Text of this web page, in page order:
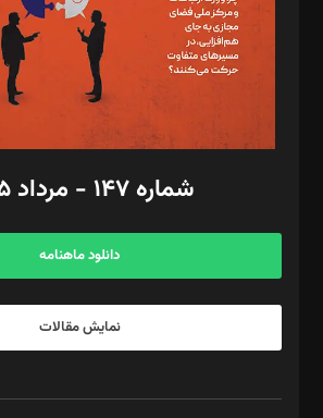
طراح یونیفرم: مجید توکلی
فیلمبرداری و عکاسی: امیر شفیعی، مانی لطفی زاده
گرافیک و صفحه‌آرایی: سید‌سبحان‌علی ثابت
مد‌یر توسعه تجاری: کامبیز برید‌
امور مالی: شاپور رهبری، محمد‌ کاظمی‌نیا
آگهی و مشترکین: ۰۹۱۹۹۹۹۰۴۵۴
شماره ۱۴۷ - مرداد ۱۴۰۵
دانلود ماهنامه
نمایش مقالات